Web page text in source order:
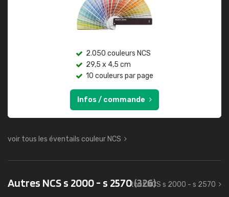
2.050 couleurs NCS
29,5 x 4,5 cm
10 couleurs par page
Infos / commande
voir tous les éventails couleur NCS
Autres NCS s 2000 - s 2570(326)
tout NCS s 2000 - s 2570